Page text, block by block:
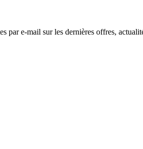
par e-mail sur les dernières offres,